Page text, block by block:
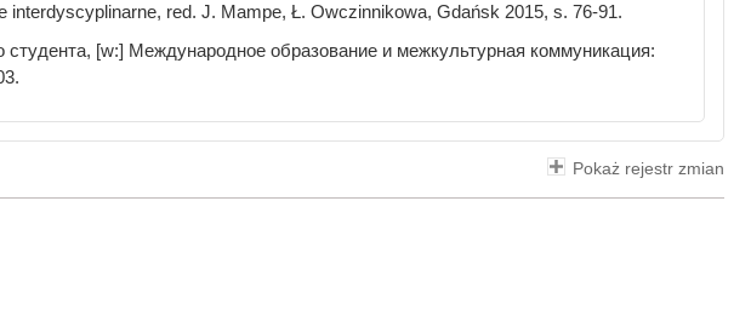
interdyscyplinarne, red. J. Mampe, Ł. Owczinnikowa, Gdańsk 2015, s. 76-91.
студента, [w:] Международное образование и межкультурная коммуникация:
Pokaż rejestr zmian